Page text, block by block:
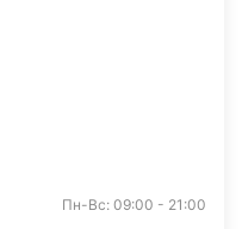
Пн-Вс: 09:00 - 21:00